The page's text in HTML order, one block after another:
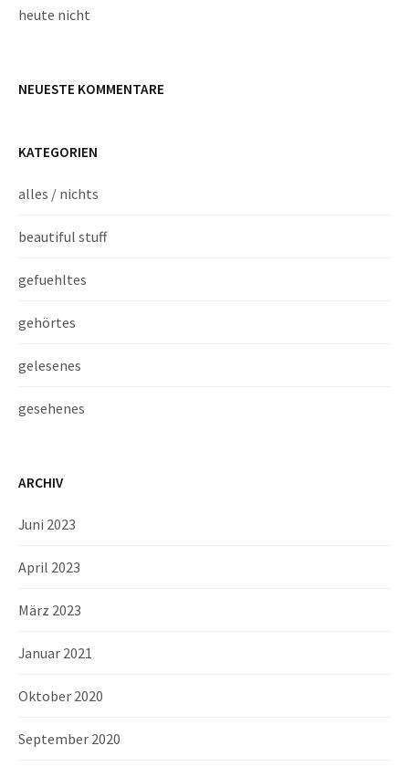
heute nicht
NEUESTE KOMMENTARE
KATEGORIEN
alles / nichts
beautiful stuff
gefuehltes
gehörtes
gelesenes
gesehenes
ARCHIV
Juni 2023
April 2023
März 2023
Januar 2021
Oktober 2020
September 2020